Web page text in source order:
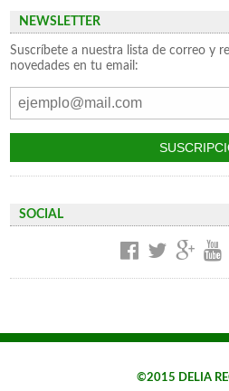
NEWSLETTER
Suscríbete a nuestra lista de correo y
novedades en tu email:
SOCIAL
©2015 DELIA